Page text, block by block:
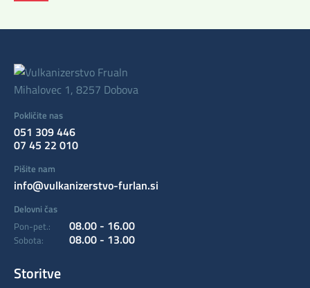
Mihalovec 1, 8257 Dobova
Pokličite nas
051 309 446
07 45 22 010
Pišite nam
info@vulkanizerstvo-furlan.si
Delovni čas
Pon-pet.:
08.00 - 16.00
Sobota: 08.00 - 13.00
Storitve